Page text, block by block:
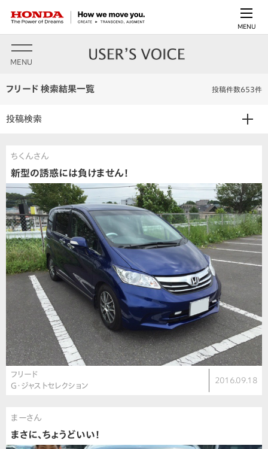
MENU
MENU
フリード 検索結果一覧 投稿件数653件
投稿検索
ちくんさん
新型の誘惑には負けません！
フリード
G・ジャストセレクション
2016.09.18
まーさん
まさに、ちょうどいい！